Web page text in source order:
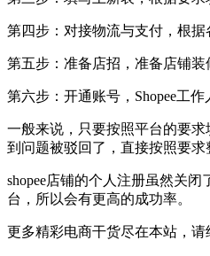
第四步：对接物流与支付，根据
第五步：准备店招，准备店铺装
第六步：开通账号，Shopee工
一般来说，只要按照平台的要
到问题被驳回了，直接按照要求
shopee店铺的个人注册虽然关
台，所以会有更高的成功率。
更多精彩电商干货尽在本站，